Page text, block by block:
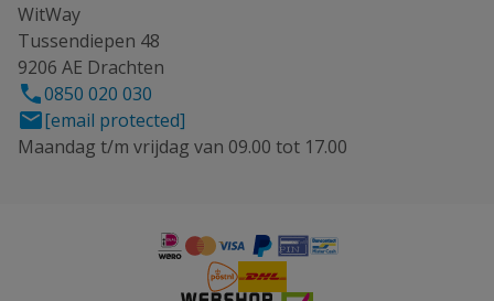
WitWay
Tussendiepen 48
9206 AE Drachten
0850 020 030
[email protected]
Maandag t/m vrijdag van 09.00 tot 17.00